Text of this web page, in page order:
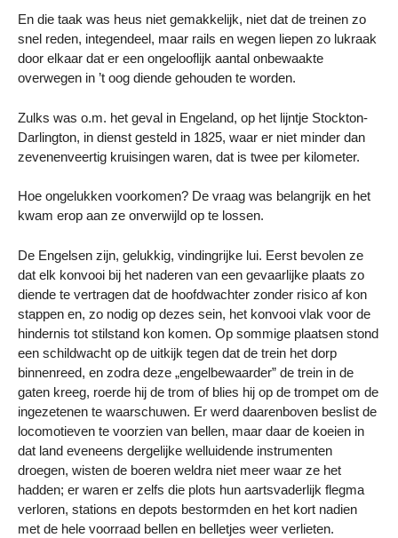
En die taak was heus niet gemakkelijk, niet dat de treinen zo
snel reden, integendeel, maar rails en wegen liepen zo lukraak
door elkaar dat er een ongelooflijk aantal onbewaakte
overwegen in ’t oog diende gehouden te worden.
Zulks was o.m. het geval in Engeland, op het lijntje Stockton-
Darlington, in dienst gesteld in 1825, waar er niet minder dan
zevenenveertig kruisingen waren, dat is twee per kilometer.
Hoe ongelukken voorkomen? De vraag was belangrijk en het
kwam erop aan ze onverwijld op te lossen.
De Engelsen zijn, gelukkig, vindingrijke lui. Eerst bevolen ze
dat elk konvooi bij het naderen van een gevaarlijke plaats zo
diende te vertragen dat de hoofdwachter zonder risico af kon
stappen en, zo nodig op dezes sein, het konvooi vlak voor de
hindernis tot stilstand kon komen. Op sommige plaatsen stond
een schildwacht op de uitkijk tegen dat de trein het dorp
binnenreed, en zodra deze „engelbewaarder” de trein in de
gaten kreeg, roerde hij de trom of blies hij op de trompet om de
ingezetenen te waarschuwen. Er werd daarenboven beslist de
locomotieven te voorzien van bellen, maar daar de koeien in
dat land eveneens dergelijke welluidende instrumenten
droegen, wisten de boeren weldra niet meer waar ze het
hadden; er waren er zelfs die plots hun aartsvaderlijk flegma
verloren, stations en depots bestormden en het kort nadien
met de hele voorraad bellen en belletjes weer verlieten.